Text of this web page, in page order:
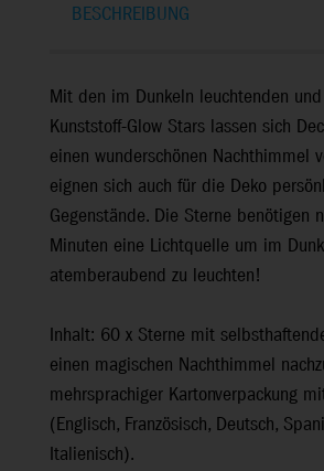
BESCHREIBUNG
Mit den im Dunkeln leuchtenden
Kunststoff-Glow Stars lassen sich
einen wunderschönen Nachthimmel
eignen sich auch für die Deko
Gegenstände. Die Sterne benötigen
Minuten eine Lichtquelle um im
atemberaubend zu leuchten!
Inhalt: 60 x Sterne mit
einen magischen Nachthimmel
mehrsprachiger Kartonverpackung
(Englisch, Französisch, Deutsch,
Italienisch).